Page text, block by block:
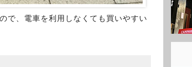
で、電車を利用しなくても買いやすい